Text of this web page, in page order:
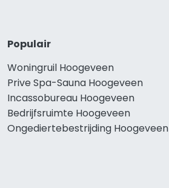
Populair
Woningruil Hoogeveen
Prive Spa-Sauna Hoogeveen
Incassobureau Hoogeveen
Bedrijfsruimte Hoogeveen
Ongediertebestrijding Hoogeveen